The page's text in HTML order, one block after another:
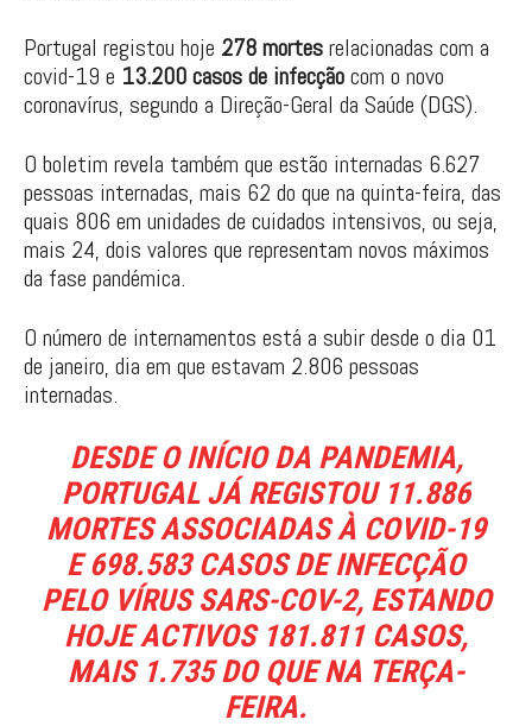
Portugal registou hoje 278 mortesrelacionadas com a
covid-19 e 13.200 casos de infecçãocom o novo
coronavírus, segundo a Direção-Geral da Saúde (DGS).
O boletim revela também que estão internadas 6.627
pessoas internadas, mais 62 do que na quinta-feira, das
quais 806 em unidades de cuidados intensivos, ou seja,
mais 24, dois valores que representam novos máximos
da fase pandémica.
O número de internamentos está a subir desde o dia 01
de janeiro, dia em que estavam 2.806 pessoas
internadas.
DESDE O INÍCIO DA PANDEMIA,
PORTUGAL JÁ REGISTOU 11.886
MORTES ASSOCIADAS À COVID-19
E 698.583 CASOS DE INFECÇÃO
PELO VÍRUS SARS-COV-2, ESTANDO
HOJE ACTIVOS 181.811 CASOS,
MAIS 1.735 DO QUE NA TERÇA-
FEIRA.